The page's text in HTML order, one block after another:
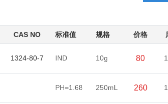
CAS NO 标准值 规格 价格
1324-80-7 IND 10g 80
PH=1.68 250mL 260